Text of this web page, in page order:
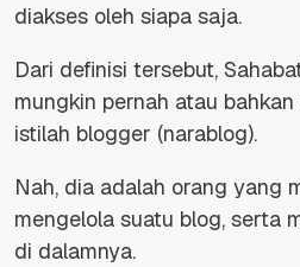
diakses oleh siapa saja.
Dari definisi tersebut,
mungkin pernah atau
istilah blogger (narablog).
Nah, dia adalah orang yang
mengelola suatu blog, serta
di dalamnya.